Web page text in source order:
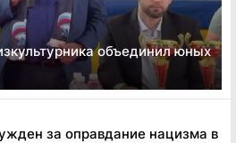
объединил юных
за оправдание нацизма в